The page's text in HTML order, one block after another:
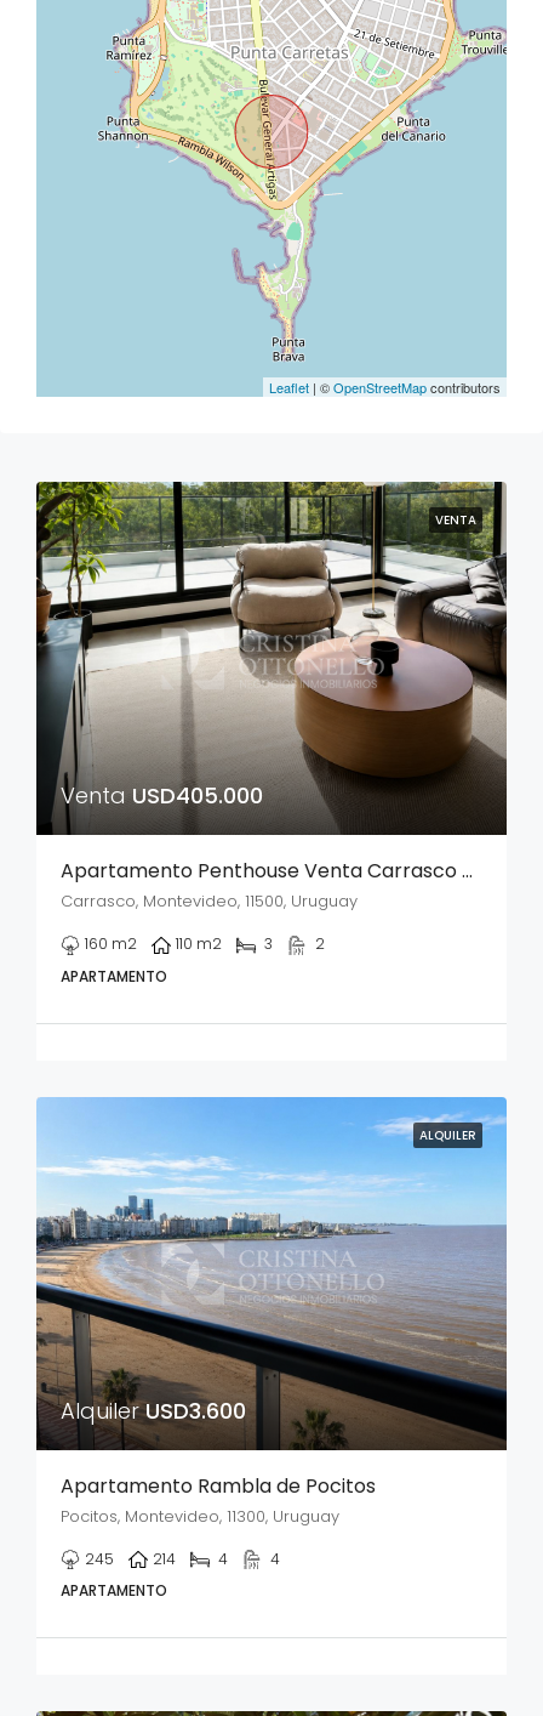
Leaflet | ©OpenStreetMapcontributors
VENTA
VentaUSD405.000
Apartamento Penthouse Venta Carrasco Este 3 Dorm Terraza Exclusiva Con Parrillero
Carrasco, Montevideo, 11500, Uruguay
160 m2 110 m2 3
2
APARTAMENTO
ALQUILER
AlquilerUSD3.600
Apartamento Rambla de Pocitos
Pocitos, Montevideo, 11300, Uruguay
245 214 4
4
APARTAMENTO